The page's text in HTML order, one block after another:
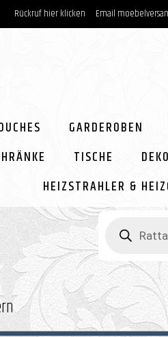
Rückrufhier klicken Email
GARDEROBEN
TISCHE
HEIZSTRAHLER &
search